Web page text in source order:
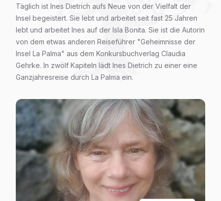
Täglich ist Ines Dietrich aufs Neue von der Vielfalt der
Insel begeistert. Sie lebt und arbeitet seit fast 25 Jahren
lebt und arbeitet Ines auf der Isla Bonita. Sie ist die Autorin
von dem etwas anderen Reiseführer "Geheimnisse der
Insel La Palma" aus dem Konkursbuchverlag Claudia
Gehrke. In zwölf Kapiteln lädt Ines Dietrich zu einer eine
Ganzjahresreise durch La Palma ein.